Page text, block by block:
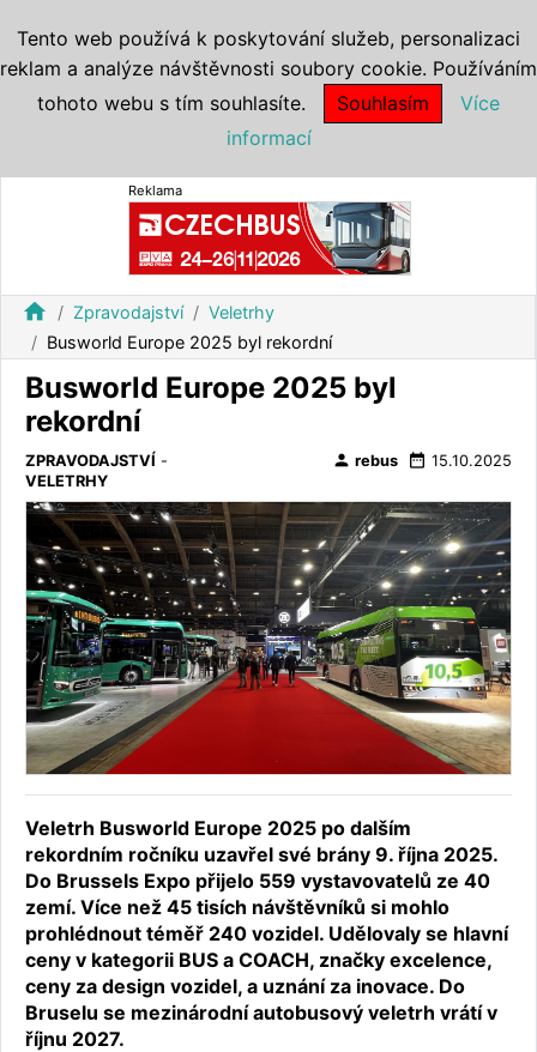
Reklama
home Zpravodajství
Veletrhy
Busworld Europe 2025 byl rekordní
Busworld Europe 2025 byl
rekordní
ZPRAVODAJSTVÍ -
VELETRHY
person rebus date_range 15.10.2025
Veletrh Busworld Europe 2025 po dalším
rekordním ročníku uzavřel své brány 9. října 2025.
Do Brussels Expo přijelo 559 vystavovatelů ze 40
zemí. Více než 45 tisích návštěvníků si mohlo
prohlédnout téměř 240 vozidel. Udělovaly se hlavní
ceny v kategorii BUS a COACH, značky excelence,
ceny za design vozidel, a uznání za inovace. Do
Bruselu se mezinárodní autobusový veletrh vrátí v
říjnu 2027.
Tento web používá k poskytování služeb, personalizaci
reklam a analýze návštěvnosti soubory cookie. Používáním
tohoto webu s tím souhlasíte.
Souhlasím
Více
informací